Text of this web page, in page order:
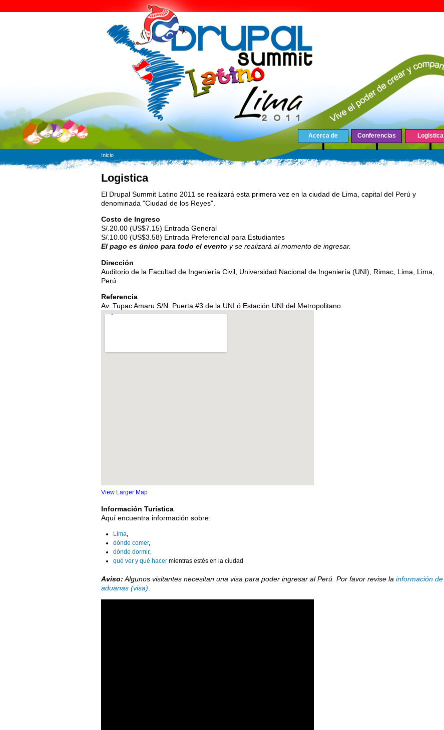
Acerca de Conferencias Logistica
Inicio
Logistica
El Drupal Summit Latino 2011 se realizará esta primera vez en la ciudad de Lima, capital del Perú y
denominada "Ciudad de los Reyes".
Costo de Ingreso
S/.20.00 (US$7.15) Entrada General
S/.10.00 (US$3.58) Entrada Preferencial para Estudiantes
El pago es único para todo el evento y se realizará al momento de ingresar.
Dirección
Auditorio de la Facultad de Ingeniería Civil, Universidad Nacional de Ingeniería (UNI), Rimac, Lima, Lima,
Perú.
Referencia
Av. Tupac Amaru S/N. Puerta #3 de la UNI ó Estación UNI del Metropolitano.
View Larger Map
Información Turística
Aquí encuentra información sobre:
Lima,
dónde comer,
dónde dormir,
qué ver y qué hacer mientras estés en la ciudad
Aviso: Algunos visitantes necesitan una visa para poder ingresar al Perú. Por favor revise la información de
aduanas (visa)